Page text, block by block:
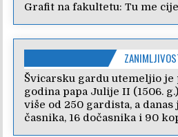
Grafit na fakultetu: Tu me
Švicarsku gardu utemeljio
godina papa Julije II (1506.
više od 250 gardista, a
časnika, 16 dočasnika i 90